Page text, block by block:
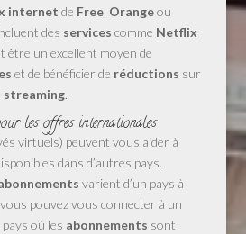
internet de Free, Orangeou
des services comme Netflix
être un excellent moyen de
et de bénéficier de réductions sur
streaming.
les offres internationales
virtuels) peuvent vous aider à
dans d’autres pays.
varient d’un pays à
pouvez vous connecter à un
où les abonnements sont